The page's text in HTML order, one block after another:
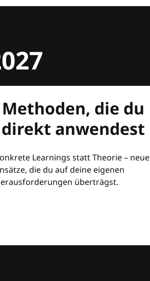
Methoden, die du
direkt anwendest
Learnings statt Theorie – neue
die du auf deine eigenen
überträgst.